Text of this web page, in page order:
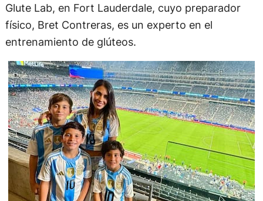
Glute Lab, en Fort Lauderdale, cuyo preparador
físico, Bret Contreras, es un experto en el
entrenamiento de glúteos.